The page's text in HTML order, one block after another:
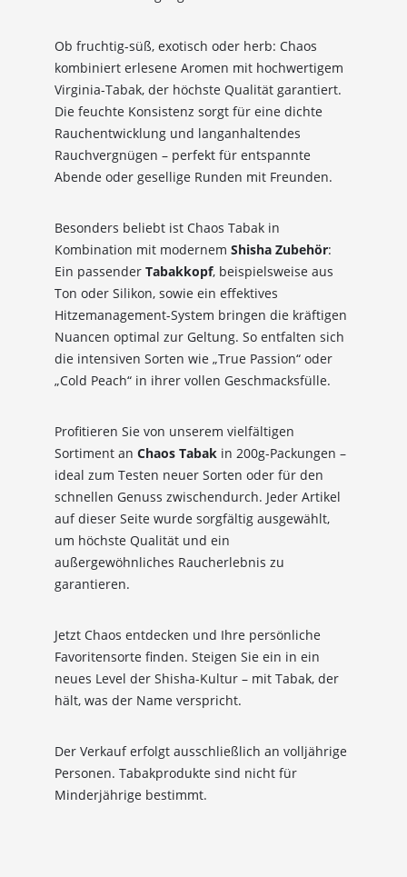
Ob fruchtig-süß, exotisch oder herb: Chaos
kombiniert erlesene Aromen mit hochwertigem
Virginia-Tabak, der höchste Qualität garantiert.
Die feuchte Konsistenz sorgt für eine dichte
Rauchentwicklung und langanhaltendes
Rauchvergnügen – perfekt für entspannte
Abende oder gesellige Runden mit Freunden.
Besonders beliebt ist Chaos Tabak in
Kombination mit modernem Shisha Zubehör:
Ein passender Tabakkopf, beispielsweise aus
Ton oder Silikon, sowie ein effektives
Hitzemanagement-System bringen die kräftigen
Nuancen optimal zur Geltung. So entfalten sich
die intensiven Sorten wie „True Passion“ oder
„Cold Peach“ in ihrer vollen Geschmacksfülle.
Profitieren Sie von unserem vielfältigen
Sortiment an Chaos Tabak in 200g-Packungen –
ideal zum Testen neuer Sorten oder für den
schnellen Genuss zwischendurch. Jeder Artikel
auf dieser Seite wurde sorgfältig ausgewählt,
um höchste Qualität und ein
außergewöhnliches Raucherlebnis zu
garantieren.
Jetzt Chaos entdecken und Ihre persönliche
Favoritensorte finden. Steigen Sie ein in ein
neues Level der Shisha-Kultur – mit Tabak, der
hält, was der Name verspricht.
Der Verkauf erfolgt ausschließlich an volljährige
Personen. Tabakprodukte sind nicht für
Minderjährige bestimmt.
10%Newsletter-Rabatt
auf deine Bestellung
Sichere dir jetzt 10% Rabatt* auf deine Bestellung
Nutze unseren exklusiven Rabattcode und spare bei
deiner nächsten Bestellung in unserem Online-Shop.
Shisha-Produkten, Tabaksorten und Zubehör – alles,
was du für das perfekte Shisha-Erlebnis brauchst!
*Gilt nicht für Tabakwaren, Vapes, Liquid, Kohle und Xkah
Anmelden
Ich habe dieDatenschutzerklärung
Kenntnis genommen